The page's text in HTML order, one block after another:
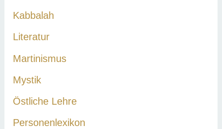
Kabbalah
Literatur
Martinismus
Mystik
Östliche Lehre
Personenlexikon